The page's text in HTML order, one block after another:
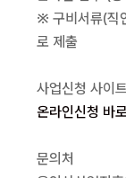
※ 구비서류(직
로 제출
사업신청 사이트
온라인신청 바
문의처